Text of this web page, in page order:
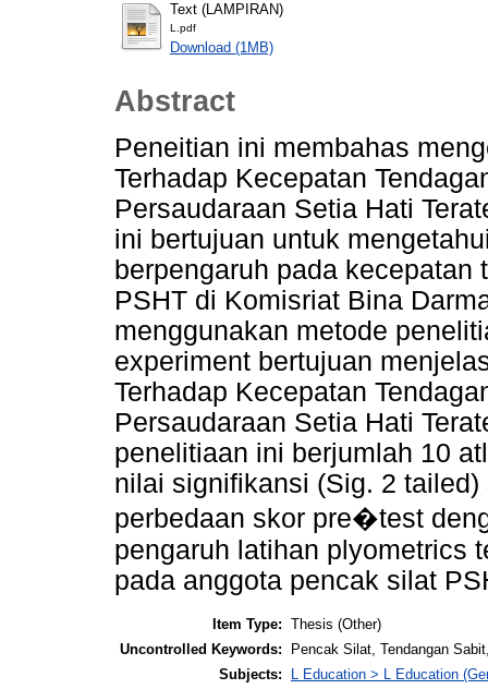
Text (LAMPIRAN)
L.pdf
Download (1MB)
Abstract
Peneitian ini membahas
Terhadap Kecepatan
Persaudaraan Setia Hati
ini bertujuan untuk
berpengaruh pada
PSHT di Komisriat Bina
menggunakan metode
experiment bertujuan
Terhadap Kecepatan
Persaudaraan Setia Hati
penelitiaan ini berjumlah 10
nilai signifikansi (Sig. 2
perbedaan skor pre�test
pengaruh latihan plyometrics
pada anggota pencak silat
Item Type: Thesis (Other)
Uncontrolled Keywords:
Pencak Silat, Tendangan
Subjects:
L Education > L Education